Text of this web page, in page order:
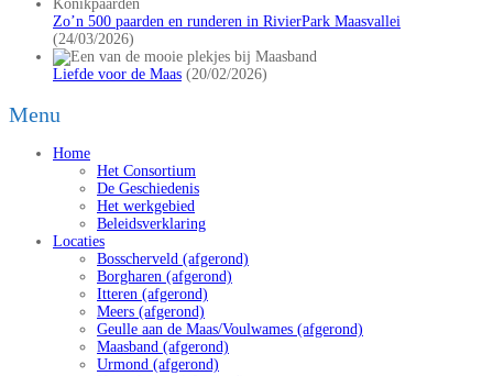
Zo’n 500 paarden en runderen in RivierPark Maasvallei
(24/03/2026)
Liefde voor de Maas (20/02/2026)
Menu
Home
Het Consortium
De Geschiedenis
Het werkgebied
Beleidsverklaring
Locaties
Bosscherveld (afgerond)
Borgharen (afgerond)
Itteren (afgerond)
Meers (afgerond)
Geulle aan de Maas/Voulwames (afgerond)
Maasband (afgerond)
Urmond (afgerond)